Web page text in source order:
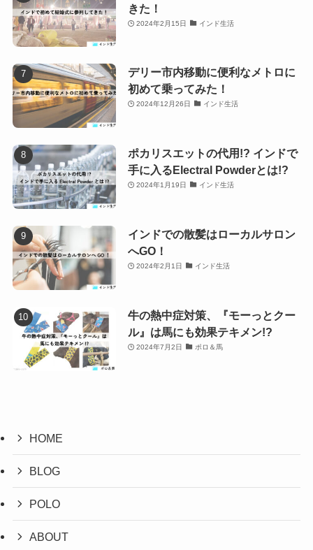
きた！
2024年2月15日 インド生活
デリー市内移動に便利なメトロに
初めて乗ってみた！
2024年12月26日 インド生活
ポカリスエットの代用!? インドで
手に入るElectral Powderとは!?
2024年1月19日 インド生活
インドでの散髪はローカルサロン
へGO！
2024年2月1日 インド生活
牛の熱中症対策、『モーっとクー
ル』は馬にも効果テキメン!?
2024年7月2日 ポロ＆馬
HOME
BLOG
POLO
ABOUT